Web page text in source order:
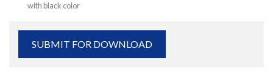
with black color